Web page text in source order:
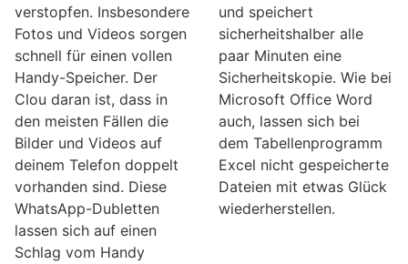
verstopfen. Insbesondere
Fotos und Videos sorgen
schnell für einen vollen
Handy-Speicher. Der
Clou daran ist, dass in
den meisten Fällen die
Bilder und Videos auf
deinem Telefon doppelt
vorhanden sind. Diese
WhatsApp-Dubletten
lassen sich auf einen
Schlag vom Handy
und speichert
sicherheitshalber alle
paar Minuten eine
Sicherheitskopie. Wie bei
Microsoft Office Word
auch, lassen sich bei
dem Tabellenprogramm
Excel nicht gespeicherte
Dateien mit etwas Glück
wiederherstellen.